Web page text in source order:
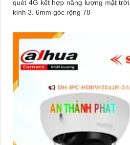
quét 4G kết hợp năng lượng mặt trời. Hình ảnh đạt chuẩn Ultra 2K+, ống
kính 3. 6mm góc rộng 78